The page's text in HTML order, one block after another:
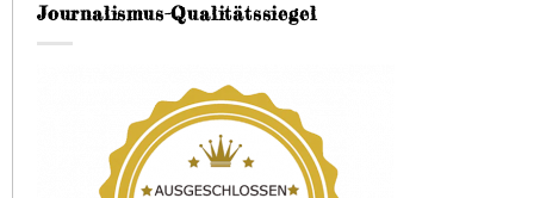
Journalismus-Qualitätssiegel